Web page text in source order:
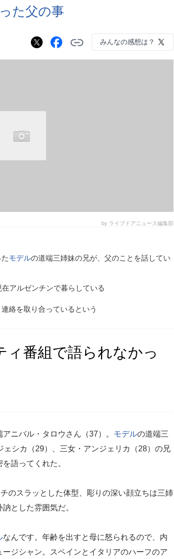
た父の事
みんなの感想は？
by ライブドアニュース編集部
モデルの道端三姉妹の兄が、父のことを話してい
アルゼンチンで暮らしている
絡を取り合っているという
ィ番組で語られなかっ
ニバル・タロウさん（37）。 モデルの道端三
シカ（29）、三女・アンジェリカ（28）の兄
語ってくれた。
のスラッとした体型、彫りの深い顔立ちは三姉
とした雰囲気だ。
なんです。年齢を出すと母に怒られるので、内
ジシャン。スペインとイタリアのハーフのア